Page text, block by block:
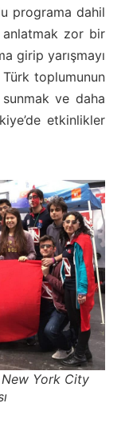
programa dahil
anlatmak zor bir
girip yarışmayı
toplumunun
ve daha
etkinlikler
New York City